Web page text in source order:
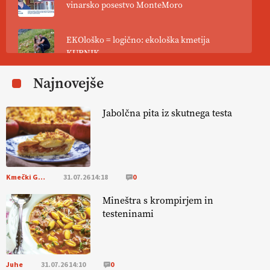
vinarsko posestvo MonteMoro
EKOloško = logično: ekološka kmetija
KURNIK
EKOloško = logično: ekološka kmetija
EKOloško = logično: VLOG Ekološko
kmetijstvo brez škropljenja?
EKOloško = logično: ekološka kmetija
ALTENBAHER
EKOloško = logično: ekološko oljarstvo
MORGAN
Najnovejše
Jabolčna pita iz skutnega testa
Kmečki Glas 31.07.26 14:18 0
Mineštra s krompirjem in
testeninami
Juhe 31.07.26 14:10 0